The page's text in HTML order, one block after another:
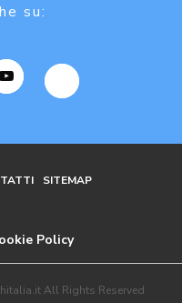
su:
SITEMAP
Policy
All Rights Reserved